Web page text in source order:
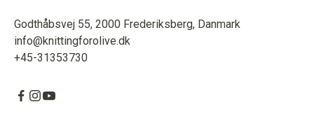
Godthåbsvej 55, 2000 Frederiksberg, Danmark
info@knittingforolive.dk
+45-31353730